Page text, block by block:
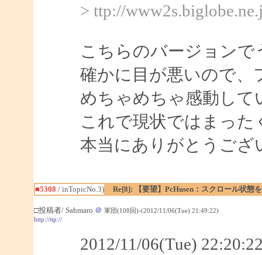
> ttp://
こちらのバージョン
確かに目が悪いので、
めちゃめちゃ感動して
これで現状ではまっ
本当にありがとうござ
■5308 / inTopicNo.3) Re[8]: 【要望】PcHusen：スクロール状態
□投稿者/ Sahmaro ＠ 軍団(108回)-(2012/11/06(Tue) 21:49:22)
http://ttp://
2012/11/06(Tue)